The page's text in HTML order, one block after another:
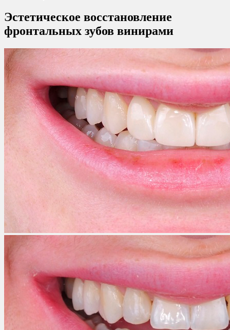
Эстетическое восстановление
фронтальных зубов винирами